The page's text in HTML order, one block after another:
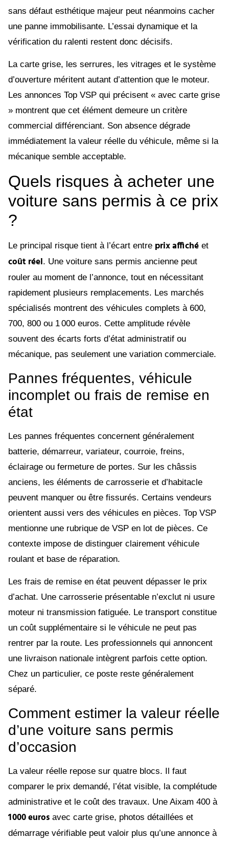
sans défaut esthétique majeur peut néanmoins cacher
une panne immobilisante. L’essai dynamique et la
vérification du ralenti restent donc décisifs.
La carte grise, les serrures, les vitrages et le système
d’ouverture méritent autant d’attention que le moteur.
Les annonces Top VSP qui précisent « avec carte grise
» montrent que cet élément demeure un critère
commercial différenciant. Son absence dégrade
immédiatement la valeur réelle du véhicule, même si la
mécanique semble acceptable.
Quels risques à acheter une
voiture sans permis à ce prix
?
Le principal risque tient à l’écart entre prix affiché et
coût réel. Une voiture sans permis ancienne peut
rouler au moment de l’annonce, tout en nécessitant
rapidement plusieurs remplacements. Les marchés
spécialisés montrent des véhicules complets à 600,
700, 800 ou 1 000 euros. Cette amplitude révèle
souvent des écarts forts d’état administratif ou
mécanique, pas seulement une variation commerciale.
Pannes fréquentes, véhicule
incomplet ou frais de remise en
état
Les pannes fréquentes concernent généralement
batterie, démarreur, variateur, courroie, freins,
éclairage ou fermeture de portes. Sur les châssis
anciens, les éléments de carrosserie et d’habitacle
peuvent manquer ou être fissurés. Certains vendeurs
orientent aussi vers des véhicules en pièces. Top VSP
mentionne une rubrique de VSP en lot de pièces. Ce
contexte impose de distinguer clairement véhicule
roulant et base de réparation.
Les frais de remise en état peuvent dépasser le prix
d’achat. Une carrosserie présentable n’exclut ni usure
moteur ni transmission fatiguée. Le transport constitue
un coût supplémentaire si le véhicule ne peut pas
rentrer par la route. Les professionnels qui annoncent
une livraison nationale intègrent parfois cette option.
Chez un particulier, ce poste reste généralement
séparé.
Comment estimer la valeur réelle
d’une voiture sans permis
d’occasion
La valeur réelle repose sur quatre blocs. Il faut
comparer le prix demandé, l’état visible, la complétude
administrative et le coût des travaux. Une Aixam 400 à
1 000 euros avec carte grise, photos détaillées et
démarrage vérifiable peut valoir plus qu’une annonce à